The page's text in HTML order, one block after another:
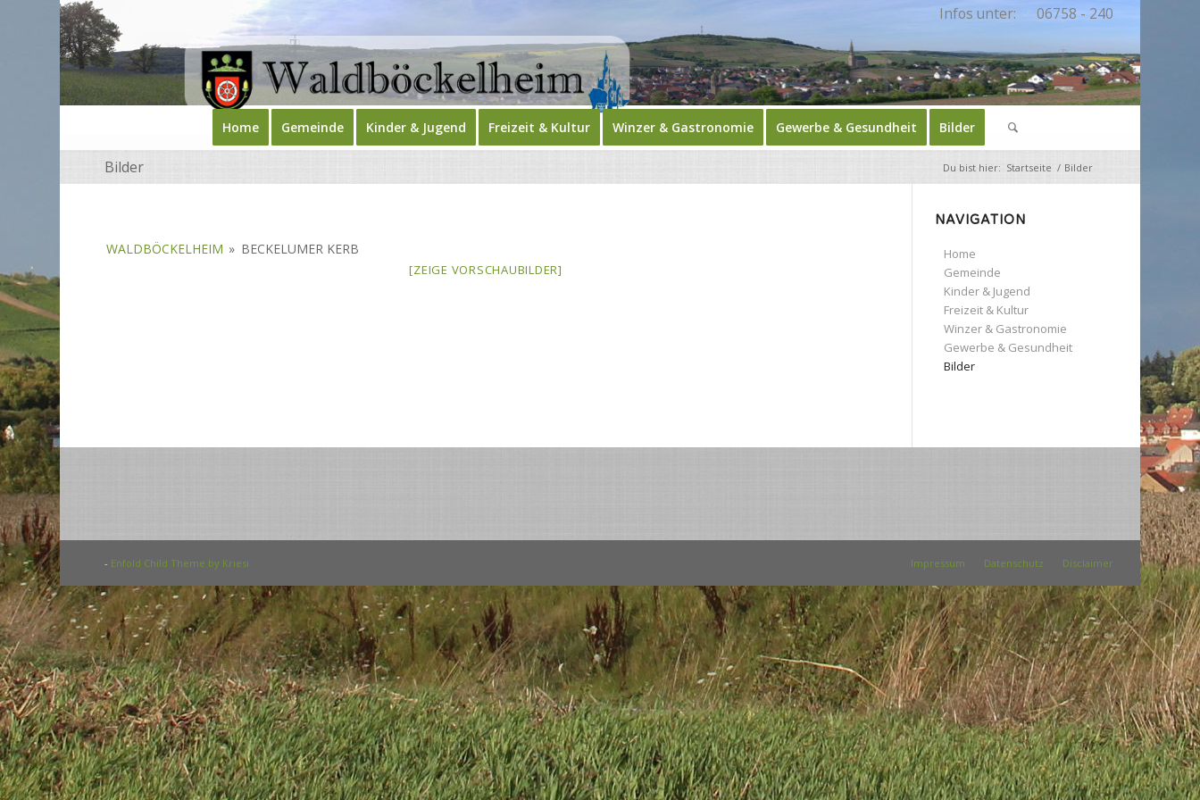
Infos unter: 06758 - 240
Home Gemeinde Kinder & Jugend Freizeit & Kultur Winzer & Gastronomie Gewerbe & Gesundheit Bilder
Bilder Du bist hier: Startseite / Bilder
WALDBÖCKELHEIM » BECKELUMER KERB
[ZEIGE VORSCHAUBILDER]
NAVIGATION
Home
Gemeinde
Kinder & Jugend
Freizeit & Kultur
Winzer & Gastronomie
Gewerbe & Gesundheit
Bilder
- Enfold Child Theme by Kriesi Impressum Datenschutz Disclaimer